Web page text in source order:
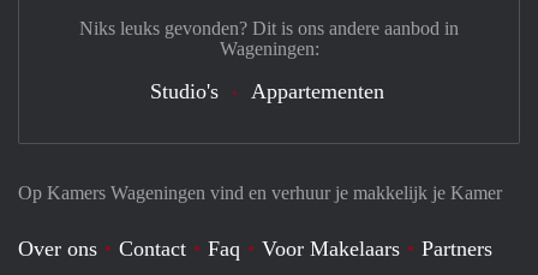
Op Kamers Wageningen vind en verhuur je makkelijk je Kamer
Over ons Contact Faq Voor Makelaars Partners
Niks leuks gevonden? Dit is ons andere aanbod in
Wageningen:
Studio's Appartementen